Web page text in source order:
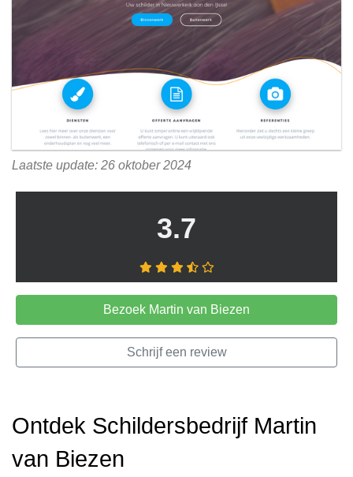
Laatste update: 26 oktober 2024
3.7
Bezoek Martin van Biezen
Schrijf een review
Ontdek Schildersbedrijf Martin
van Biezen